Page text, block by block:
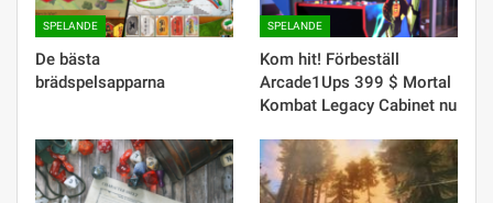
SPELANDE
De bästa
brädspelsapparna
SPELANDE
Kom hit! Förbeställ
Arcade1Ups 399 $ Mortal
Kombat Legacy Cabinet nu